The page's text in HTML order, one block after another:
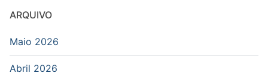
ARQUIVO
Maio 2026
Abril 2026